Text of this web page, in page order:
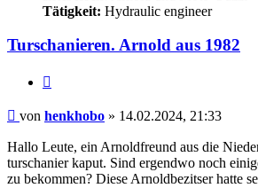
Tätigkeit: Hydraulic engineer
Turschanieren. Arnold aus 1982
Beitrag
von henkhobo » 14.02.2024, 21:33
Hallo Leute, ein Arnoldfreund aus die
turschanier kaput. Sind ergendwo noch
zu bekommen? Diese Arnoldbezitser hatte